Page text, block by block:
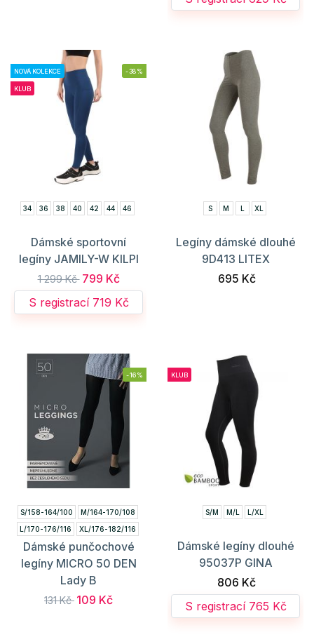
NOVÁ KOLEKCE
KLUB
-38%
34 36 38 40 42 44 46
Dámské sportovní
legíny JAMILY-W KILPI
1 299 Kč 799 Kč
S registrací 719 Kč
S M L XL
Legíny dámské dlouhé
9D413 LITEX
695 Kč
-16%
S/158-164/100
M/164-170/108
L/170-176/116
XL/176-182/116
XXL/170-176/124
Dámské punčochové
legíny MICRO 50 DEN
Lady B
131 Kč 109 Kč
KLUB
S/M M/L L/XL
Dámské legíny dlouhé
95037P GINA
806 Kč
S registrací 765 Kč